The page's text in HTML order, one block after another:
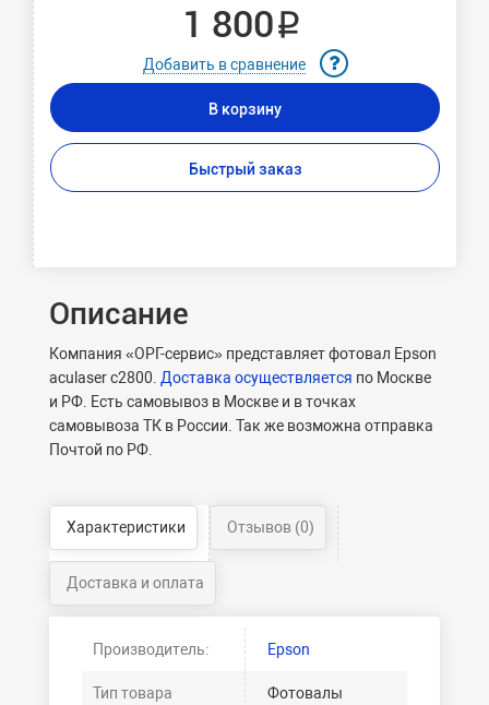
1 800 ₽
Добавить в сравнение
В корзину
Быстрый заказ
Описание
Компания «ОРГ-сервис» представляет фотовал Epson
aculaser c2800. Доставка осуществляется по Москве
и РФ. Есть самовывоз в Москве и в точках
самовывоза ТК в России. Так же возможна отправка
Почтой по РФ.
Характеристики Отзывов (0)
Доставка и оплата
Производитель: Epson
Тип товара Фотовалы